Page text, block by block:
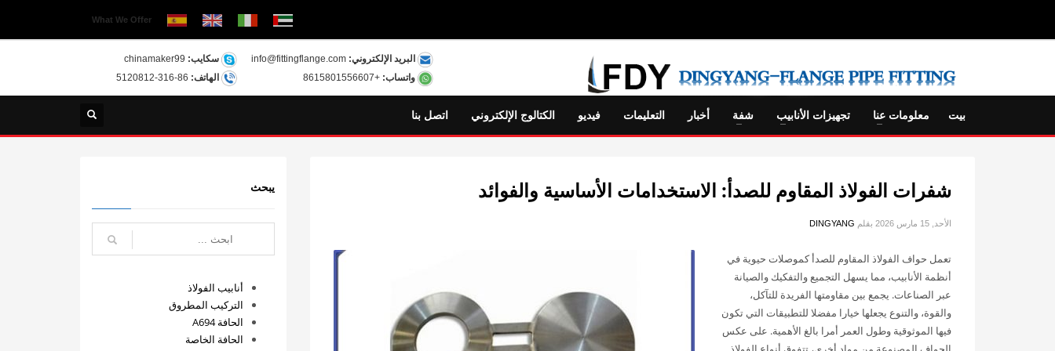
What We Offer
سكايب:
الهاتف:
البريد الإلكتروني: info@fittingflange.com
واتساب: +8615801556607
بيت معلومات عنا تجهيزات الأنابيب شفة أخبار التعليمات فيديو الكتالوج الإلكتروني اتصل بنا
شفرات الفولاذ المقاوم للصدأ: الاستخدامات الأساسية والفوائد
الأحد, 15 مارس 2026 بقلم DINGYANG
تعمل حواف الفولاذ المقاوم للصدأ كموصلات حيوية في
أنظمة الأنابيب، مما يسهل التجميع والتفكيك والصيانة
عبر الصناعات. يجمع بين مقاومتها الفريدة للتآكل،
والقوة، والتنوع يجعلها خيارا مفضلا للتطبيقات التي تكون
فيها الموثوقية وطول العمر أمرا بالغ الأهمية. على عكس
يبحث
أنابيب الفولاذ
التركيب المطروق
الحافة A694
الحافة الخاصة